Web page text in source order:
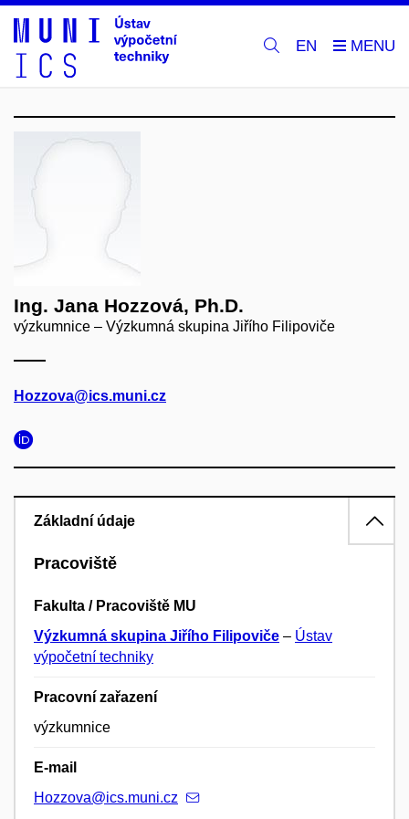
EN
Ing. Jana Hozzová, Ph.D.
výzkumnice – Výzkumná skupina Jiřího Filipoviče
Hozzova@ics.muni.cz
Základní údaje
Pracoviště
Fakulta / Pracoviště MU
Výzkumná skupina Jiřího Filipoviče – Ústav
výpočetní techniky
Pracovní zařazení
výzkumnice
E-mail
Hozzova@ics.muni.cz